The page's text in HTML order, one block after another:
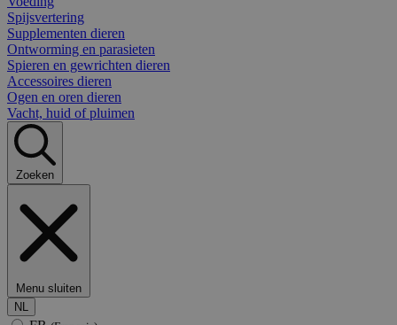
Spijsvertering
Supplementen dieren
Ontworming en parasieten
Spieren en gewrichten dieren
Accessoires dieren
Ogen en oren dieren
Vacht, huid of pluimen
Zoeken
Menu sluiten
NL